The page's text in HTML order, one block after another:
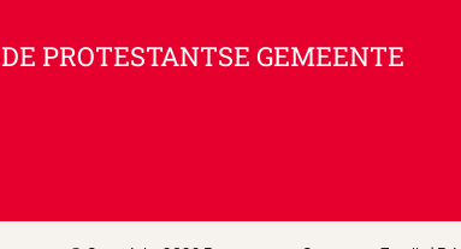
DE PROTESTANTSE GEMEENTE